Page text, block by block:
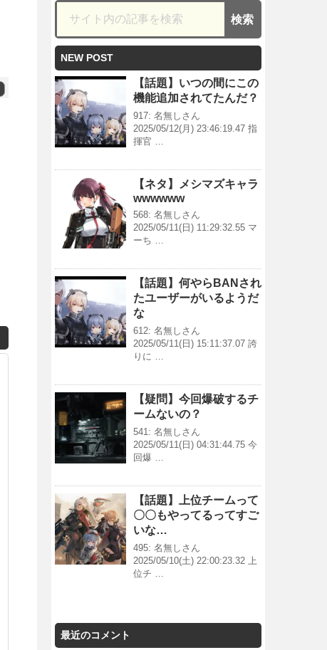
NEW POST
【話題】いつの間にこの
機能追加されてたんだ？
917: 名無しさん
2025/05/12(月) 23:46:19.47 指
揮官 …
【ネタ】メシマズキャラ
wwwwww
568: 名無しさん
2025/05/11(日) 11:29:32.55 マ
ーち …
【話題】何やらBANされ
たユーザーがいるようだ
な
612: 名無しさん
2025/05/11(日) 15:11:37.07 誇
りに …
【疑問】今回爆破するチ
ームないの？
541: 名無しさん
2025/05/11(日) 04:31:44.75 今
回爆 …
【話題】上位チームって
〇〇もやってるってすご
いな…
495: 名無しさん
2025/05/10(土) 22:00:23.32 上
位チ …
最近のコメント